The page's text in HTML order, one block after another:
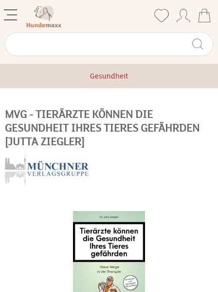
Gesundheit
MVG - TIERÄRZTE KÖNNEN DIE
GESUNDHEIT IHRES TIERES GEFÄHRDEN
[JUTTA ZIEGLER]